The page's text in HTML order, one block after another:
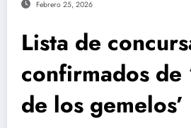
Febrero 25, 2026
Lista de
confirmados de
de los gemelos’